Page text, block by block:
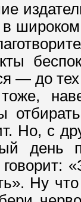
в
— до
тоже,
Но, с
день
Ну